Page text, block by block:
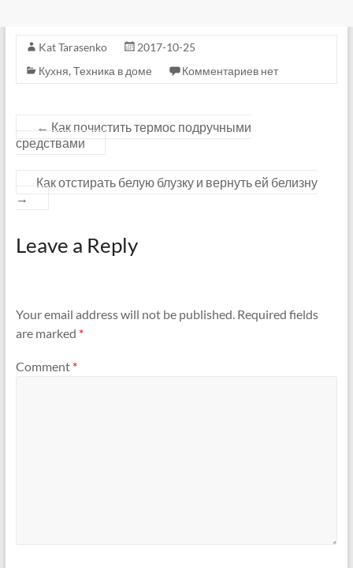
Kat Tarasenko
2017-10-25
Кухня, Техника в доме Комментариев нет
← Как почистить термос подручными
средствами
Как отстирать белую блузку и вернуть ей белизну
→
Leave a Reply
Your email address will not be published. Required fields
are marked *
Comment *